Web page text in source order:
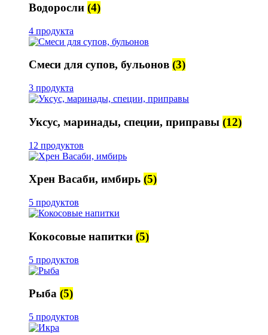
Водоросли (4)
4 продукта
Смеси для супов, бульонов (3)
3 продукта
Уксус, маринады, специи, приправы (12)
12 продуктов
Хрен Васаби, имбирь (5)
5 продуктов
Кокосовые напитки (5)
5 продуктов
Рыба (5)
5 продуктов